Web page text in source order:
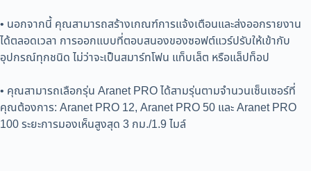
• นอกจากนี้ คุณสามารถสร้างเกณฑ์การแจ้งเตือนและส่งออกรายงาน
ได้ตลอดเวลา การออกแบบที่ตอบสนองของซอฟต์แวร์ปรับให้เข้ากับ
อุปกรณ์ทุกชนิด ไม่ว่าจะเป็นสมาร์ทโฟน แท็บเล็ต หรือแล็ปท็อป
• คุณสามารถเลือกรุ่น Aranet PRO ได้สามรุ่นตามจำนวนเซ็นเซอร์ที่
คุณต้องการ: Aranet PRO 12, Aranet PRO 50 และ Aranet PRO
100 ระยะการมองเห็นสูงสุด 3 กม./1.9 ไมล์